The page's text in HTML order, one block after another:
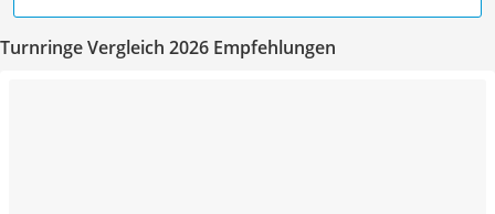
Turnringe Vergleich 2026 Empfehlungen